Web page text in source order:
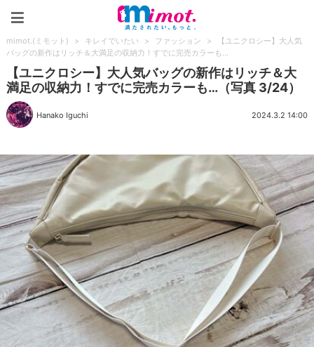
mimot.(ミモット) > キレイでいたい > ファッション >
【ユニクロシー】大人気
バッグの新作はリッチ＆大満足の収納力！すでに完売カラーも…
【ユニクロシー】大人気バッグの新作はリッチ＆大
満足の収納力！すでに完売カラーも…（写真 3/24）
Hanako Iguchi 2024.3.2 14:00